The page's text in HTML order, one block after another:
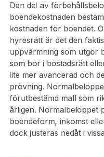
Den del av
boendekostnaden
kostnaden för boendet.
hyresrätt är det den
uppvärmning som utgör
som bor i bostadsrätt
lite mer avancerad och
prövning.
förutbestämd mall som
årligen. Normalbeloppet
boendeform, inkomst
dock justeras nedåt i